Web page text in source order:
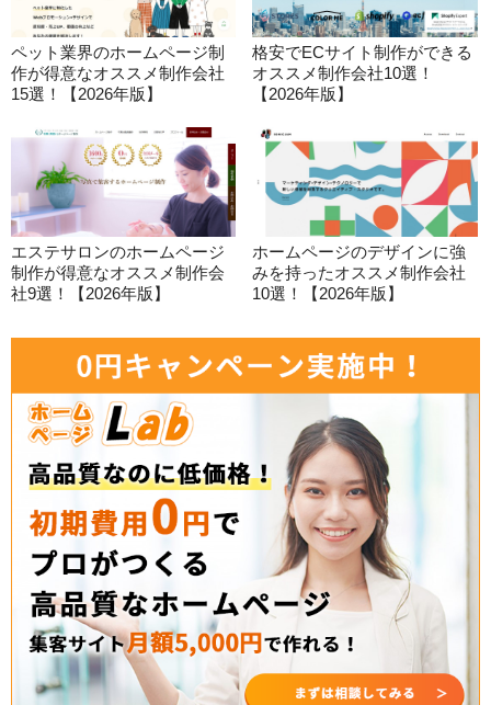
ペット業界のホームページ制
作が得意なオススメ制作会社
15選！【2026年版】
格安でECサイト制作ができる
オススメ制作会社10選！
【2026年版】
エステサロンのホームページ
制作が得意なオススメ制作会
社9選！【2026年版】
ホームページのデザインに強
みを持ったオススメ制作会社
10選！【2026年版】